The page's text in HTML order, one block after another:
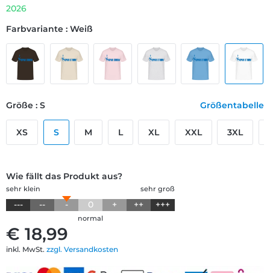
€ 18,99
inkl. MwSt. zzgl. Versandkosten
2026
Farbvariante : Weiß
Größe : S Größentabelle
XS S M L XL XXL 3XL
Wie fällt das Produkt aus?
sehr groß
sehr klein
--- -- - 0 + ++ +++
normal